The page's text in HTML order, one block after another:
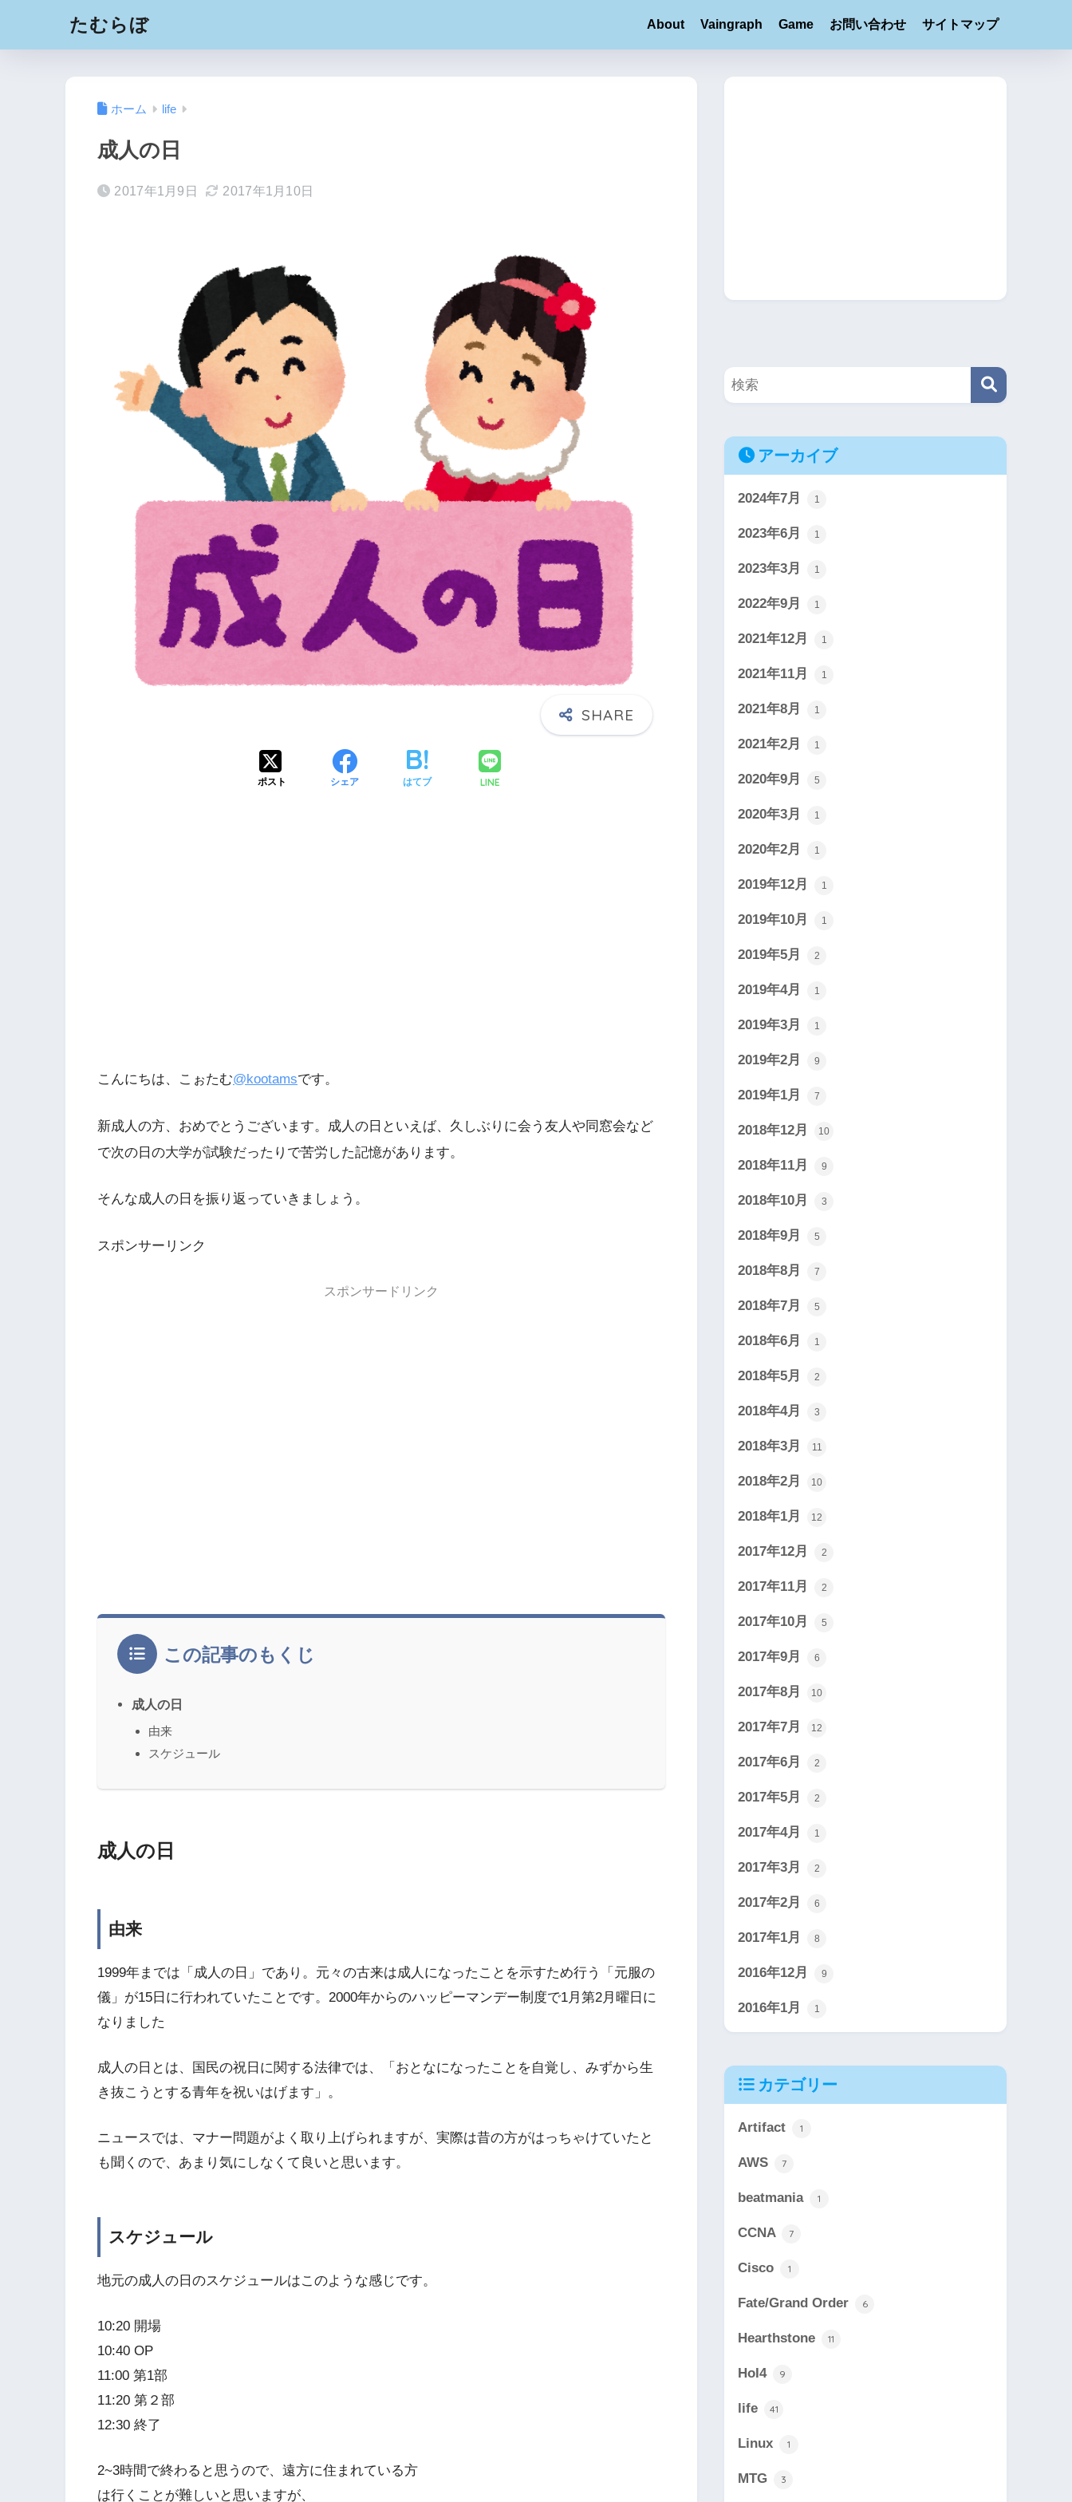
たむらぼ About Vaingraph Game お問い合わせ サイトマップ
ホーム life
成人の日
2017年1月9日 2017年1月10日
ポスト シェア はてブ LINE
こんにちは、こぉたむ@kootamsです。
新成人の方、おめでとうございます。成人の日といえば、久しぶりに会う友人や同窓会など
で次の日の大学が試験だったりで苦労した記憶があります。
そんな成人の日を振り返っていきましょう。
スポンサーリンク
スポンサードリンク
この記事のもくじ
成人の日
由来
スケジュール
成人の日
由来
1999年までは「成人の日」であり。元々の古来は成人になったことを示すため行う「元服の
儀」が15日に行われていたことです。2000年からのハッピーマンデー制度で1月第2月曜日に
なりました
成人の日とは、国民の祝日に関する法律では、「おとなになったことを自覚し、みずから生
き抜こうとする青年を祝いはげます」。
ニュースでは、マナー問題がよく取り上げられますが、実際は昔の方がはっちゃけていたと
も聞くので、あまり気にしなくて良いと思います。
スケジュール
地元の成人の日のスケジュールはこのような感じです。
10:20 開場
10:40 OP
11:00 第1部
11:20 第２部
12:30 終了
2~3時間で終わると思うので、遠方に住まれている方
は行くことが難しいと思いますが、
アーカイブ
2024年7月 1
2023年6月 1
2023年3月 1
2022年9月 1
2021年12月 1
2021年11月 1
2021年8月 1
2021年2月 1
2020年9月 5
2020年3月 1
2020年2月 1
2019年12月 1
2019年10月 1
2019年5月 2
2019年4月 1
2019年3月 1
2019年2月 9
2019年1月 7
2018年12月 10
2018年11月 9
2018年10月 3
2018年9月 5
2018年8月 7
2018年7月 5
2018年6月 1
2018年5月 2
2018年4月 3
2018年3月 11
2018年2月 10
2018年1月 12
2017年12月 2
2017年11月 2
2017年10月 5
2017年9月 6
2017年8月 10
2017年7月 12
2017年6月 2
2017年5月 2
2017年4月 1
2017年3月 2
2017年2月 6
2017年1月 8
2016年12月 9
2016年1月 1
カテゴリー
Artifact 1
AWS 7
beatmania 1
CCNA 7
Cisco 1
Fate/Grand Order 6
Hearthstone 11
HoI4 9
life 41
Linux 1
MTG 3